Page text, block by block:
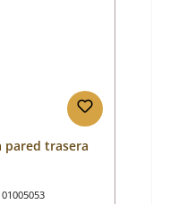
pared trasera
01005053